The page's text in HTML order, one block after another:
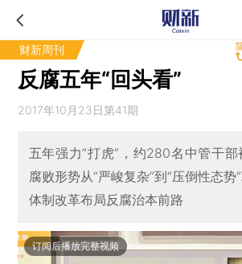
财新周刊
反腐五年“回头看”
2017年10月23日第41期
五年强力“打虎”，约280名中管干
腐败形势从“严峻复杂”到“压倒性态势
体制改革布局反腐治本前路
订阅后播放完整视频